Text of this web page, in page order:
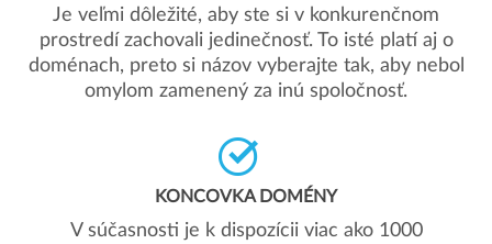
Je veľmi dôležité, aby ste si v konkurenčnom
prostredí zachovali jedinečnosť. To isté platí aj o
doménach, preto si názov vyberajte tak, aby nebol
omylom zamenený za inú spoločnosť.
KONCOVKA DOMÉNY
V súčasnosti je k dispozícii viac ako 1000